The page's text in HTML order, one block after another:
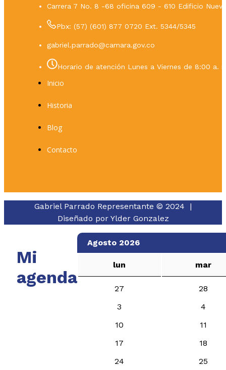
Carrera 7 No. 8 -68 oficina 609 - 610 Edificio
Pbx: (57) (601) 877 0720 Ext. 5344/5345
gabriel.parrado@camara.gov.co
Horario de atención Lunes a Viernes de 8:00 a.
Inicio
Historia
Blog
Contacto
Gabriel Parrado Representante © 2024 |
Diseñado por Ylder Gonzalez
Mi
agenda
Agosto 2026
lun mar
27
28
3
4
10
11
17
18
24
25